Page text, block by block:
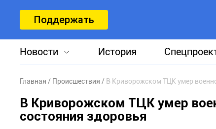
Поддержать
Новости История
Главная Происшествия В Криворожском ТЦК умер
В Криворожском ТЦК умер
состояния здоровья